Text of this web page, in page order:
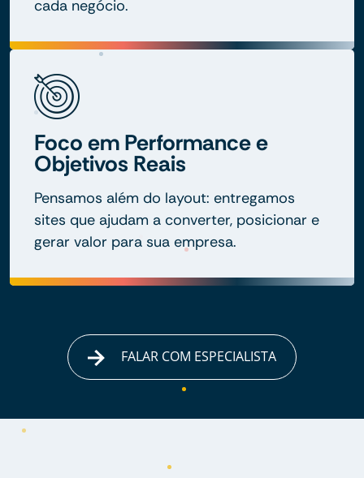
cada negócio.
Foco em Performance e
Objetivos Reais
Pensamos além do layout: entregamos
sites que ajudam a converter, posicionar e
gerar valor para sua empresa.
FALAR COM ESPECIALISTA